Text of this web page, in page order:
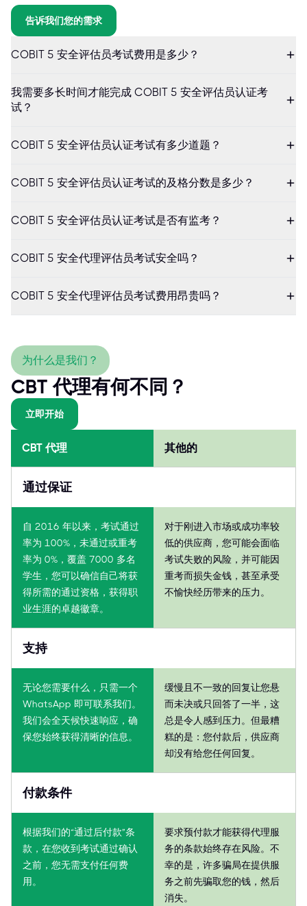
告诉我们您的需求
COBIT 5 安全评估员考试费用是多少？
我需要多长时间才能完成 COBIT 5 安全评估员认证考
试？
COBIT 5 安全评估员认证考试有多少道题？
COBIT 5 安全评估员认证考试的及格分数是多少？
COBIT 5 安全评估员认证考试是否有监考？
COBIT 5 安全代理评估员考试安全吗？
COBIT 5 安全代理评估员考试费用昂贵吗？
为什么是我们？
CBT 代理有何不同？
立即开始
CBT 代理 其他的
通过保证
自 2016 年以来，考试通过
率为 100%，未通过或重考
率为 0%，覆盖 7000 多名
学生，您可以确信自己将获
得所需的通过资格，获得职
业生涯的卓越徽章。
对于刚进入市场或成功率较
低的供应商，您可能会面临
考试失败的风险，并可能因
重考而损失金钱，甚至承受
不愉快经历带来的压力。
支持
无论您需要什么，只需一个
WhatsApp 即可联系我们。
我们会全天候快速响应，确
保您始终获得清晰的信息。
缓慢且不一致的回复让您悬
而未决或只回答了一半，这
总是令人感到压力。但最糟
糕的是：您付款后，供应商
却没有给您任何回复。
付款条件
根据我们的“通过后付款”条
款，在您收到考试通过确认
之前，您无需支付任何费
用。
要求预付款才能获得代理服
务的条款始终存在风险。不
幸的是，许多骗局在提供服
务之前先骗取您的钱，然后
消失。